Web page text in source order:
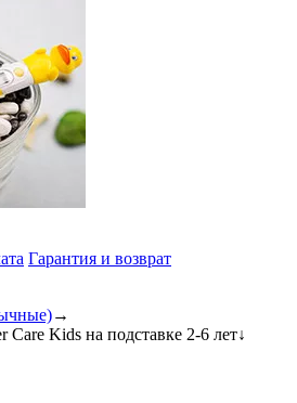
Гарантия и возврат
→
Care Kids на подставке 2-6 лет↓